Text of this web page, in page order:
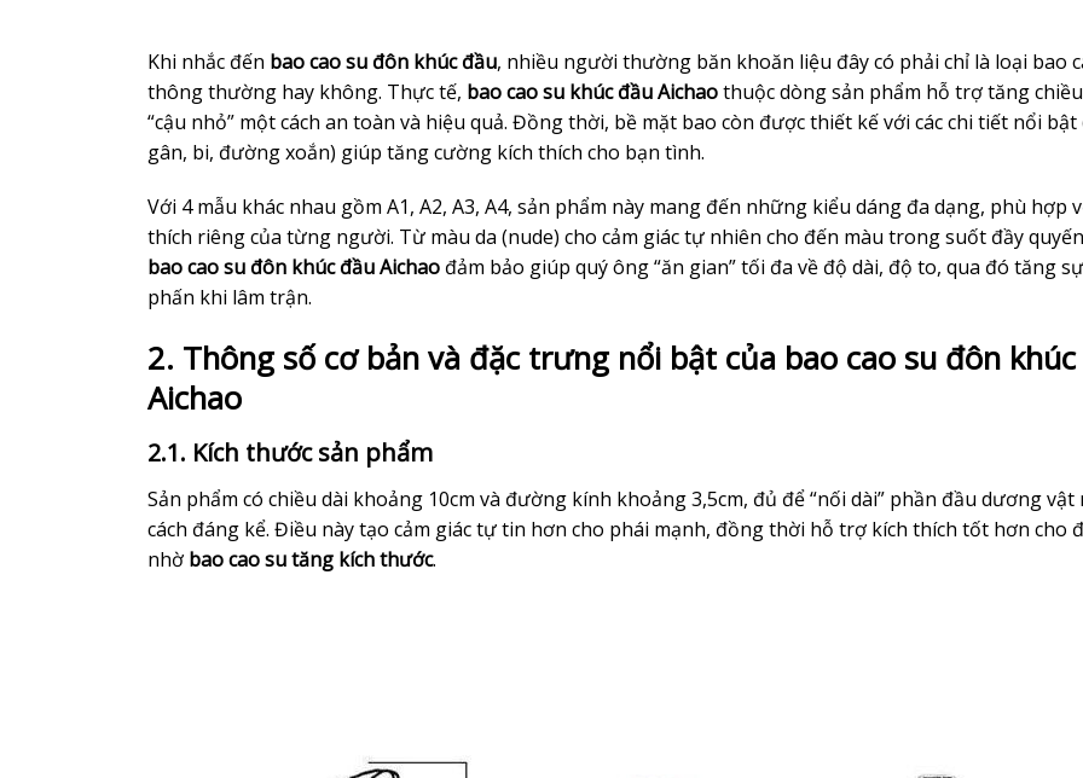
Khi nhắc đến bao cao su đôn khúc đầu, nhiều người thường băn khoăn liệu đây có phải chỉ là loại bao
thông thường hay không. Thực tế, bao cao su khúc đầu Aichaothuộc dòng sản phẩm hỗ trợ tăng
“cậu nhỏ” một cách an toàn và hiệu quả. Đồng thời, bề mặt bao còn được thiết kế với các chi tiết nổi bật
gân, bi, đường xoắn) giúp tăng cường kích thích cho bạn tình.
Với 4 mẫu khác nhau gồm A1, A2, A3, A4, sản phẩm này mang đến những kiểu dáng đa dạng, phù hợp
thích riêng của từng người. Từ màu da (nude) cho cảm giác tự nhiên cho đến màu trong suốt đầy
bao cao su đôn khúc đầu Aichao đảm bảo giúp quý ông “ăn gian” tối đa về độ dài, độ to, qua đó tăng
phấn khi lâm trận.
2. Thông số cơ bản và đặc trưng nổi bật của bao cao su đôn
Aichao
2.1. Kích thước sản phẩm
Sản phẩm có chiều dài khoảng 10cm và đường kính khoảng 3,5cm, đủ để “nối dài” phần đầu dương vật
cách đáng kể. Điều này tạo cảm giác tự tin hơn cho phái mạnh, đồng thời hỗ trợ kích thích tốt hơn cho
nhờ bao cao su tăng kích thước.